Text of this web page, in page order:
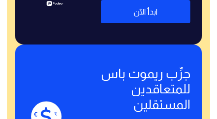
ابدأ الآن
جرِّب ريموت باس
للمتعاقدين
المستقلين